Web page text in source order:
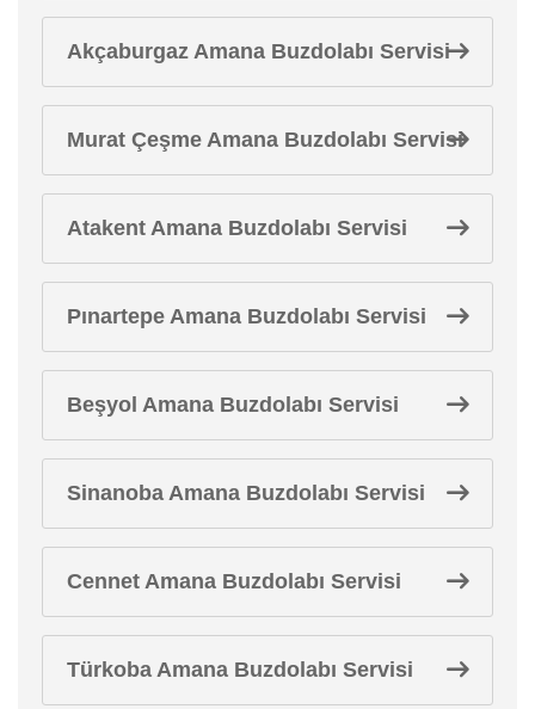
Akçaburgaz Amana Buzdolabı Servisi
Murat Çeşme Amana Buzdolabı Servisi
Atakent Amana Buzdolabı Servisi
Pınartepe Amana Buzdolabı Servisi
Beşyol Amana Buzdolabı Servisi
Sinanoba Amana Buzdolabı Servisi
Cennet Amana Buzdolabı Servisi
Türkoba Amana Buzdolabı Servisi